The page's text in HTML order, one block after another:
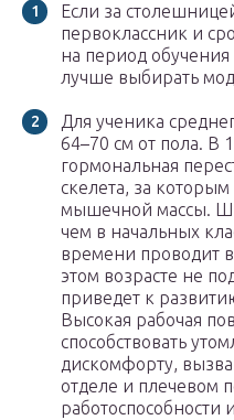
Если за
первоклассник и
на период
лучше выбирать
Для ученика
64–70 см от пола. В
гормональная
скелета, за
мышечной массы.
чем в начальных
времени проводит
этом возрасте не
приведет к
Высокая рабочая
способствовать
дискомфорту,
отделе и плечевом